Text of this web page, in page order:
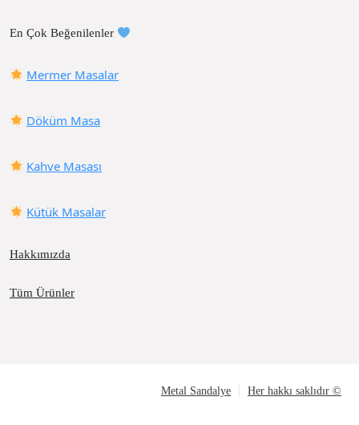
En Çok Beğenilenler
Mermer Masalar
Döküm Masa
Kahve Masası
Kütük Masalar
Hakkımızda
Tüm Ürünler
Metal Sandalye Her hakkı saklıdır ©